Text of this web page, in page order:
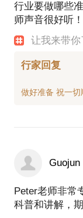
行业要做哪些
师声音很好听！
让我来带
行家回复
Guojun
Peter老师非常
科普和讲解，